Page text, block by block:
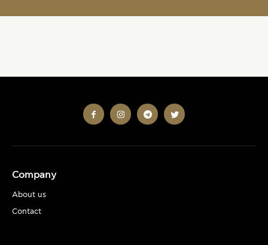
Company
About us
Contact